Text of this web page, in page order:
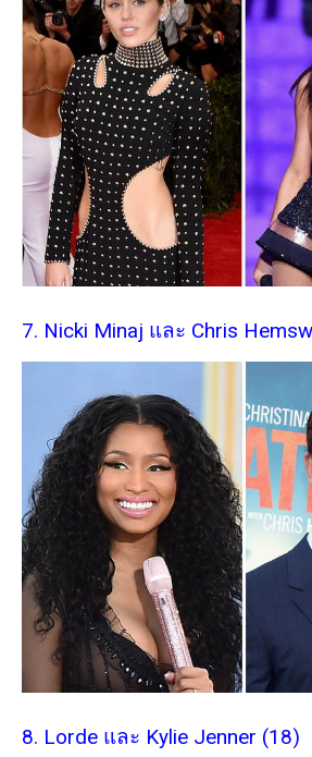
7. Nicki Minaj และ Chris
8. Lorde และ Kylie Jenner (18)